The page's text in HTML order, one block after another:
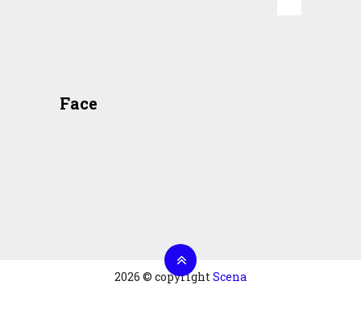
Face
2026 © copyright Scena